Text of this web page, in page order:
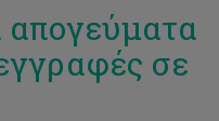
απογεύματα
σε